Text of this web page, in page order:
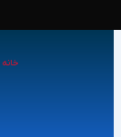
خانه